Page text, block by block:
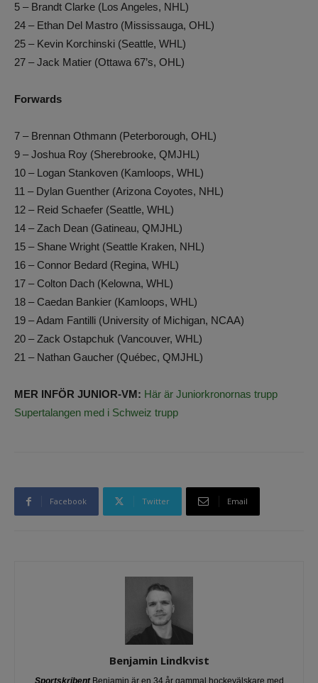
5 – Brandt Clarke (Los Angeles, NHL)
24 – Ethan Del Mastro (Mississauga, OHL)
25 – Kevin Korchinski (Seattle, WHL)
27 – Jack Matier (Ottawa 67’s, OHL)
Forwards
7 – Brennan Othmann (Peterborough, OHL)
9 – Joshua Roy (Sherebrooke, QMJHL)
10 – Logan Stankoven (Kamloops, WHL)
11 – Dylan Guenther (Arizona Coyotes, NHL)
12 – Reid Schaefer (Seattle, WHL)
14 – Zach Dean (Gatineau, QMJHL)
15 – Shane Wright (Seattle Kraken, NHL)
16 – Connor Bedard (Regina, WHL)
17 – Colton Dach (Kelowna, WHL)
18 – Caedan Bankier (Kamloops, WHL)
19 – Adam Fantilli (University of Michigan, NCAA)
20 – Zack Ostapchuk (Vancouver, WHL)
21 – Nathan Gaucher (Québec, QMJHL)
MER INFÖR JUNIOR-VM: Här är Juniorkronornas trupp
Supertalangen med i Schweiz trupp
Facebook Twitter Email
Benjamin Lindkvist
SportskribentBenjamin är en 34 år gammal hockeyälskare med